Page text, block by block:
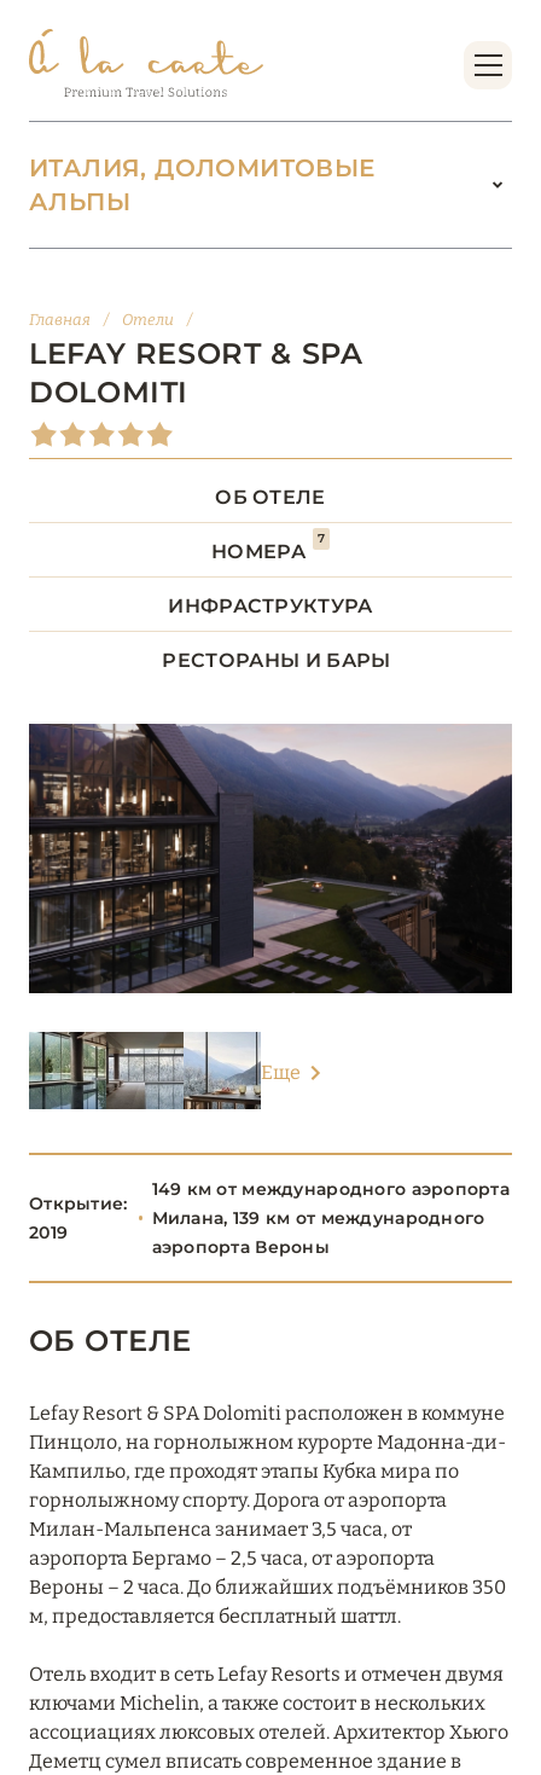
ИТАЛИЯ, ДОЛОМИТОВЫЕ
АЛЬПЫ
ВАЛЛЕ-Д’АОСТА
ВЕНЕТО
ДОЛОМИТОВЫЕ АЛЬПЫ
Lefay Resort & SPA Dolomiti
КАМПАНИЯ 5
ЛАЦИО
ЛОМБАРДИЯ 26
ПЬЕМОНТ 3
САРДИНИЯ
СИЦИЛИЯ
ТОСКАНА
АДИДЖЕ
УМБРИЯ
ДЖУЛИЯ
ЭМИЛИЯ-РОМАНЬЯ
Главная / Отели /
LEFAY RESORT & SPA
DOLOMITI
ОБ ОТЕЛЕ
НОМЕРА
7
ИНФРАСТРУКТУРА
РЕСТОРАНЫ И БАРЫ
Еще
Открытие:
2019
149 км от международного аэропорта
Милана, 139 км от международного
аэропорта Вероны
ОБ ОТЕЛЕ
Lefay Resort & SPA Dolomiti расположен в коммуне
Пинцоло, на горнолыжном курорте Мадонна-ди-
Кампильо, где проходят этапы Кубка мира по
горнолыжному спорту. Дорога от аэропорта
Милан-Мальпенса занимает 3,5 часа, от
аэропорта Бергамо – 2,5 часа, от аэропорта
Вероны – 2 часа. До ближайших подъёмников 350
м, предоставляется бесплатный шаттл.
Отель входит в сеть Lefay Resorts и отмечен двумя
ключами Michelin, а также состоит в нескольких
ассоциациях люксовых отелей. Архитектор Хьюго
Деметц сумел вписать современное здание в